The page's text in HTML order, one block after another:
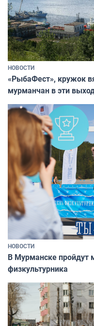
НОВОСТИ
«РыбаФест», кружок
мурманчан в эти
НОВОСТИ
В Мурманске пройдут
физкультурника